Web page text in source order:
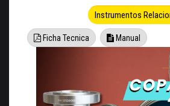
Instrumentos
Ficha Tecnica Manual